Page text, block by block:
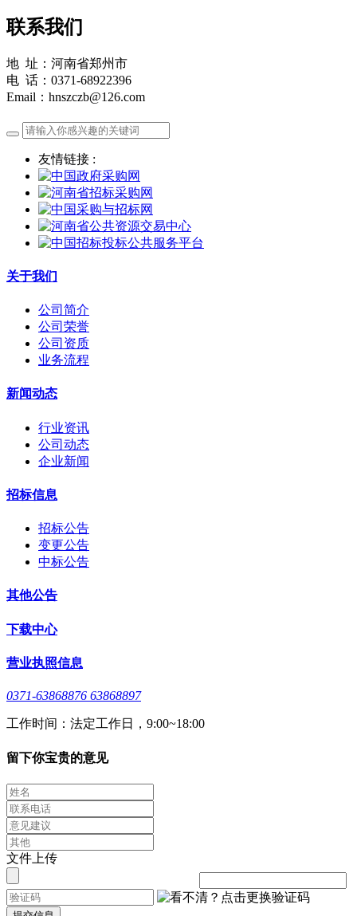
联系我们
地 址：河南省郑州市
电 话：0371-68922396
Email：hnszczb@126.com
友情链接 :
关于我们
公司简介
公司荣誉
公司资质
业务流程
新闻动态
行业资讯
公司动态
企业新闻
招标信息
招标公告
变更公告
中标公告
其他公告
下载中心
营业执照信息
0371-63868876 63868897
工作时间：法定工作日，9:00~18:00
留下你宝贵的意见
文件上传